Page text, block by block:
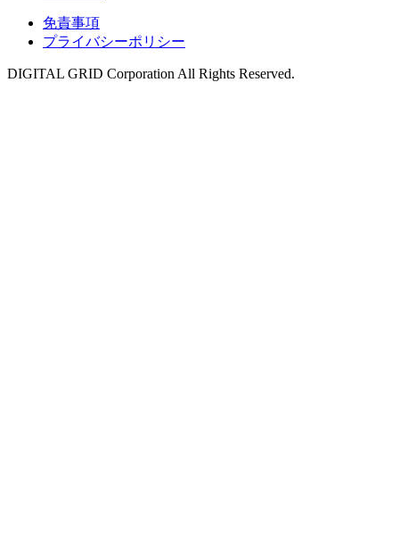
免責事項
プライバシーポリシー
DIGITAL GRID Corporation All Rights Reserved.